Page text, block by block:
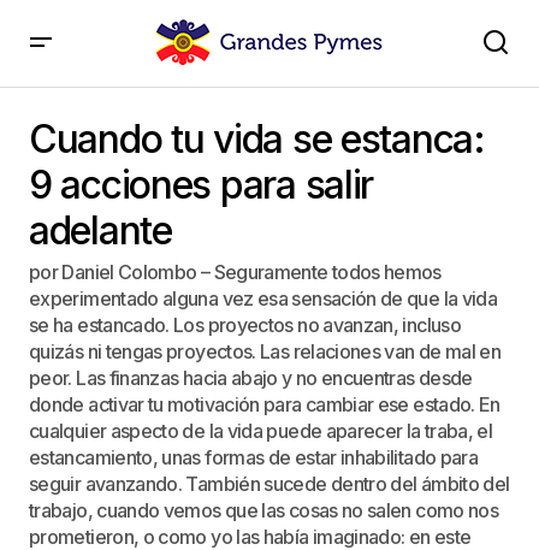
Cuando tu vida se estanca:
9 acciones para salir
adelante
por Daniel Colombo – Seguramente todos hemos
experimentado alguna vez esa sensación de que la vida
se ha estancado. Los proyectos no avanzan, incluso
quizás ni tengas proyectos. Las relaciones van de mal en
peor. Las finanzas hacia abajo y no encuentras desde
donde activar tu motivación para cambiar ese estado. En
cualquier aspecto de la vida puede aparecer la traba, el
estancamiento, unas formas de estar inhabilitado para
seguir avanzando. También sucede dentro del ámbito del
trabajo, cuando vemos que las cosas no salen como nos
prometieron, o como yo las había imaginado: en este